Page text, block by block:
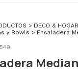
> DECO & HOGAR
y Bowls > Ensaladera